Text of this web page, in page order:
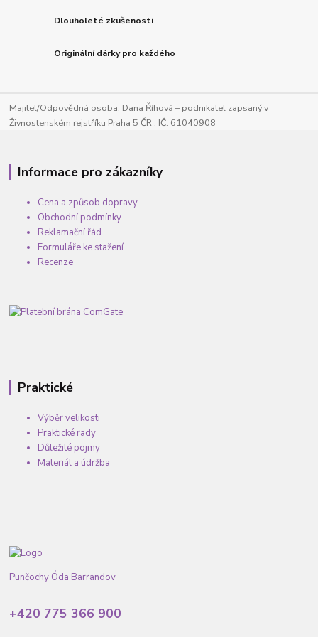
Dlouholeté zkušenosti
Originální dárky pro každého
Majitel/Odpovědná osoba: Dana Říhová – podnikatel zapsaný v
Živnostenském rejstříku Praha 5 ČR , IČ: 61040908
Informace pro zákazníky
Cena a způsob dopravy
Obchodní podmínky
Reklamační řád
Formuláře ke stažení
Recenze
Praktické
Výběr velikosti
Praktické rady
Důležité pojmy
Materiál a údržba
Punčochy Óda Barrandov
+420 775 366 900